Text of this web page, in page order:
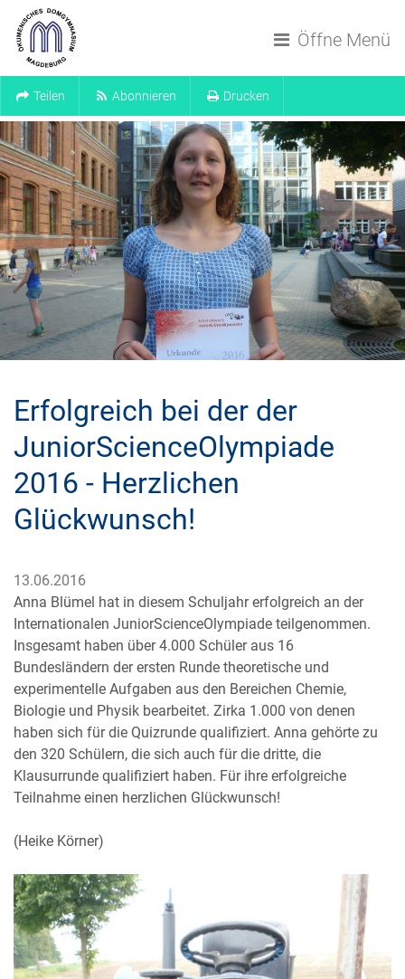
Öffne Menü
Teilen Abonnieren Drucken
Erfolgreich bei der der
JuniorScienceOlympiade
2016 - Herzlichen
Glückwunsch!
13.06.2016
Anna Blümel hat in diesem Schuljahr erfolgreich an der
Internationalen JuniorScienceOlympiade teilgenommen.
Insgesamt haben über 4.000 Schüler aus 16
Bundesländern der ersten Runde theoretische und
experimentelle Aufgaben aus den Bereichen Chemie,
Biologie und Physik bearbeitet. Zirka 1.000 von denen
haben sich für die Quizrunde qualifiziert. Anna gehörte zu
den 320 Schülern, die sich auch für die dritte, die
Klausurrunde qualifiziert haben. Für ihre erfolgreiche
Teilnahme einen herzlichen Glückwunsch!
(Heike Körner)